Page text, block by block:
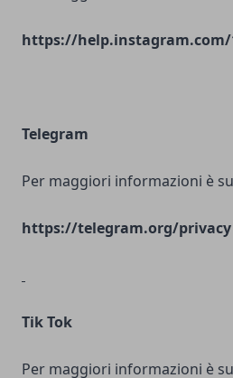
https://help.instagram.com/
Telegram
Per maggiori informazioni è
https://telegram.org/privacy
Tik Tok
Per maggiori informazioni è